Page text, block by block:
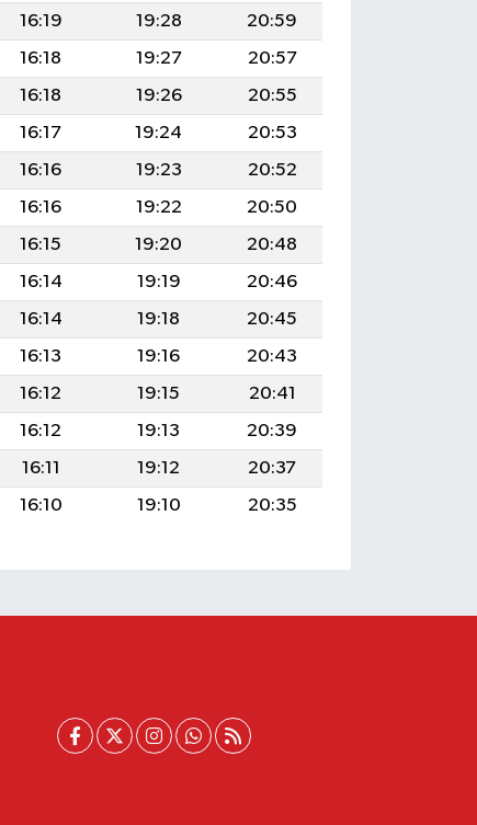
16:19 19:28
20:59
16:18 19:27
20:57
16:18 19:26
20:55
16:17 19:24
20:53
16:16 19:23
20:52
16:16 19:22
20:50
16:15 19:20
20:48
16:14 19:19
20:46
16:14 19:18
20:45
16:13 19:16
20:43
16:12 19:15
20:41
16:12 19:13
20:39
16:11 19:12
20:37
16:10 19:10 20:35